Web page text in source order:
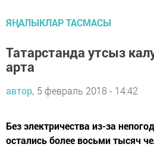
ЯҢАЛЫКЛАР ТАСМАСЫ
Татарстанда утсыз
арта
автор, 5 февраль 2018 - 14:42
Без электричества из-за
остались более восьми тысяч